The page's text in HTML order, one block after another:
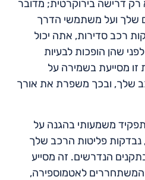
רק דרישה בירוקרטית; מדובר
שלך ועל משתמשי הדרך
רכב סדירות, אתה יכול
שהן הופכות לבעיות
זו מסייעת בשמירה על
שלך, ובכך משפרת את אורך
משמעותי בהגנה על
פליטות הרכב שלך
הנדרשים. זה מסייע
לאטמוספירה,